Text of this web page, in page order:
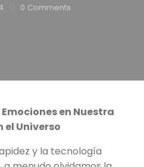
0 Comments
en Nuestra
el Universo
y la tecnología